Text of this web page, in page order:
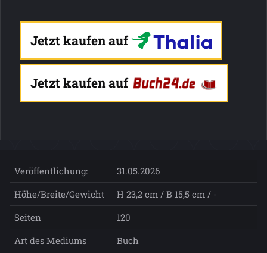
Jetzt kaufen auf
Jetzt kaufen auf
Veröffentlichung:
31.05.2026
Höhe/Breite/Gewicht
H 23,2 cm / B 15,5 cm / -
Seiten
120
Art des Mediums
Buch